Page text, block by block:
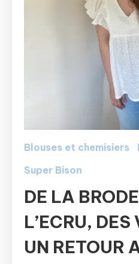
Blouses et chemisiers
Super Bison
DE LA
L’ECRU,
UN RETOUR